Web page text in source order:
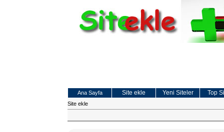
Ana Sayfa Site ekle Yeni Siteler Top
Site ekle